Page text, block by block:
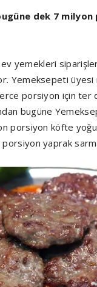
dek 7
yemekleri
Yemeksepeti
porsiyon için ter
bugüne
porsiyon köfte
yaprak